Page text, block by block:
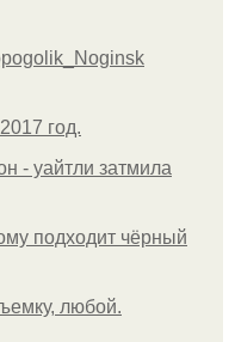
год.
- уайтли затмила
подходит чёрный
любой.